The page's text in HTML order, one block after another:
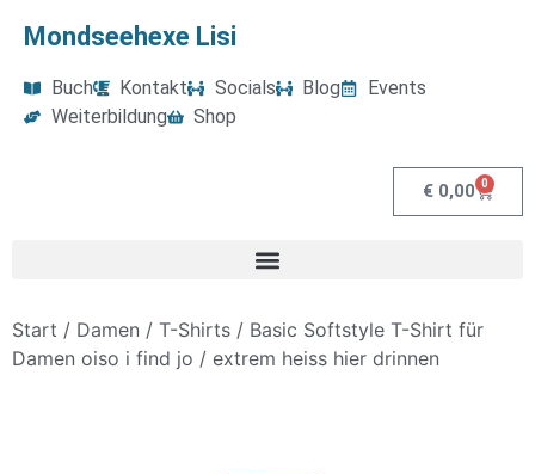
Mondseehexe Lisi
Buch Kontakt Socials Blog
Events
Weiterbildung
Shop
€ 0,00 0
Start / Damen / T-Shirts / Basic Softstyle T-Shirt für
Damen oiso i find jo / extrem heiss hier drinnen